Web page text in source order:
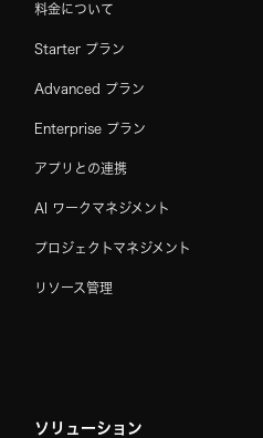
料金について
Starter プラン
Advanced プラン
Enterprise プラン
アプリとの連携
AI ワークマネジメント
プロジェクトマネジメント
リソース管理
ソリューション